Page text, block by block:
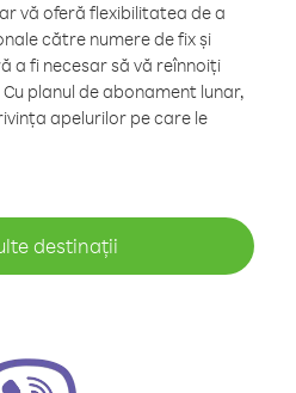
vă oferă flexibilitatea de a
către numere de fix și
a fi necesar să vă reînnoiți
planul de abonament lunar,
apelurilor pe care le
destinații